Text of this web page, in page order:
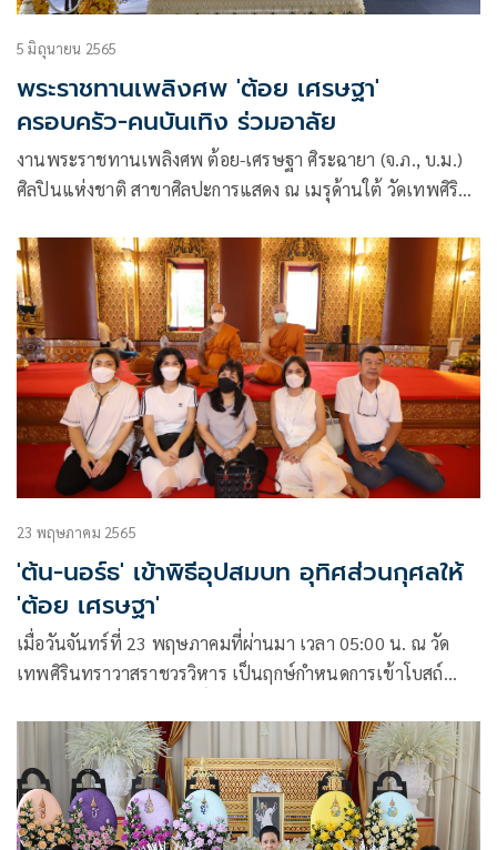
5 มิถุนายน 2565
พระราชทานเพลิงศพ 'ต้อย เศรษฐา'
ครอบครัว-คนบันเทิง ร่วมอาลัย
งานพระราชทานเพลิงศพ ต้อย-เศรษฐา ศิระฉายา (จ.ภ., บ.ม.)
ศิลปินแห่งชาติ สาขาศิลปะการแสดง ณ เมรุด้านใต้ วัดเทพศิริ
วันอาทิตย์ที่ ๕ มิถุนายน ๒๕๖๕ เวลา ๑๐.๐๐ น. พระสงฆ์เจริญ
พระพุทธมนต์ พร้อมแสดงพระธรรมเทศนา ๑ กัณฑ์ หลังจากนั้น
อรัญญา นามวงศ์, พุทธธิดา ศิระฉายา, เติมศักดิ์ ศักดาพร และ มี
บุญ- ด.ช. ศักดาพร ศิระฉายา พร้อมญาติสนิทในครอบครัว ร่วม
ถวายภัตตาหารเพลแด่พระสงฆ์ จนถึงเมื่อเวลา ๑๑.๐๐ น. พระ
สงฆ์สวดมาติกา-บังสุกุล และ เวียนเมรุ
23 พฤษภาคม 2565
'ต้น-นอร์ธ' เข้าพิธีอุปสมบท อุทิศส่วนกุศลให้
'ต้อย เศรษฐา'
เมื่อวันจันทร์ที่ 23 พฤษภาคมที่ผ่านมา เวลา 05:00 น. ณ วัด
เทพศิรินทราวาสราชวรวิหาร เป็นฤกษ์กำหนดการเข้าโบสถ์
ชอบประดิษฐ์ หลานชายของนักร้องผู้ล่วงลับ ต้อย-เศรษฐา ศิระ
ฉายา โดยทั้งคู่จะบวชเป็นเวลา 10 วัน เพื่ออุทิศส่วนกุศลให้ ต้อย
เศรษฐา